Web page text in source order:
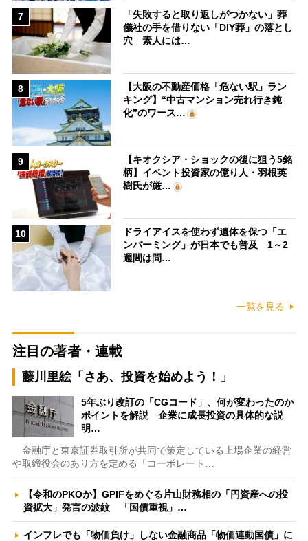
7
「失敗すると取り返しがつかない」葬
儀社の手を借りない「DIY葬」の落とし
穴 素人には…
8
【大阪の不動産価格「危ない駅」ラン
キング】“中古マンション売れ行き鈍
化”のワース…
9
【キオクシア・ショックの後に狙う5銘
柄】イベント投資家の億り人・羽根英
樹氏が厳…
10
ドライアイスを使わず遺体を保つ「エ
ンバーミング」が日本でも普及 1～2
週間は問…
一覧を見る
注目の著者・連載
藤川里絵「さあ、投資を始めよう！」
5年ぶり改訂の「CGコード」、何が変わったのか
ポイントを解説 企業に成長投資の具体的な説
明…
金融庁と東京証券取引所が共同で策定している上場企業の経営
や取締役会のあり方を定める「コーポレート…
【令和のPKOか】GPIFをめぐる片山財務相の「円資産への投
資拡大」発言の波紋 「国債重視」…
インフレでも「物価負け」しない金融商品「物価連動国債」に